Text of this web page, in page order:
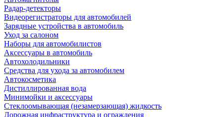
Радар-детекторы
Видеорегистраторы для автомобилей
Зарядные устройства в автомобиль
Уход за салоном
Наборы для автомобилистов
Аксессуары в автомобиль
Автохолодильники
Средства для ухода за автомобилем
Автокосметика
Дистиллированная вода
Минимойки и аксессуары
Стеклоомывающая (незамерзающая) жидкость
Дорожная инфраструктура и ограждения